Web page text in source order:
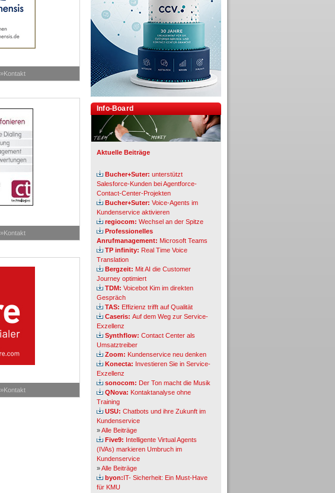
»Kontakt
»Kontakt
»Kontakt
Info-Board
Aktuelle Beiträge
Bucher+Suter: unterstützt
Salesforce-Kunden bei Agentforce-
Contact-Center-Projekten
Bucher+Suter: Voice-Agents im
Kundenservice aktivieren
regiocom: Wechsel an der Spitze
Professionelles
Anrufmanagement: Microsoft Teams
TP infinity: Real Time Voice
Translation
Bergzeit: Mit AI die Customer
Journey optimiert
TDM: Voicebot Kim im direkten
Gespräch
TAS: Effizienz trifft auf Qualität
Caseris: Auf dem Weg zur Service-
Exzellenz
Synthflow: Contact Center als
Umsatztreiber
Zoom: Kundenservice neu denken
Konecta: Investieren Sie in Service-
Exzellenz
sonocom: Der Ton macht die Musik
QNova: Kontaktanalyse ohne
Training
USU: Chatbots und ihre Zukunft im
Kundenservice
»Alle Beiträge
Five9: Intelligente Virtual Agents
(IVAs) markieren Umbruch im
Kundenservice
»Alle Beiträge
byon:IT- Sicherheit: Ein Must-Have
für KMU